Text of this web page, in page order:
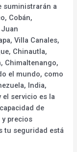
suministrarán a
Cobán,
Villa Canales,
Chinautla,
Chimaltenango,
el mundo, como
India,
el servicio es la
de
precios
tu seguridad está